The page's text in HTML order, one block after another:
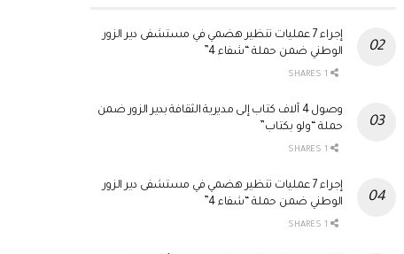
إجراء 7 عمليات تنظير هضمي في مستشفى دير الزور
الوطني ضمن حملة “شفاء 4”
وصول 4 آلاف كتاب إلى مديرية الثقافة بدير الزور ضمن
حملة “ولو بكتاب”
إجراء 7 عمليات تنظير هضمي في مستشفى دير الزور
الوطني ضمن حملة “شفاء 4”